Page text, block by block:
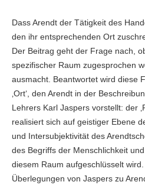
Dass Arendt der Tätigkeit des
den ihr entsprechenden Ort
Der Beitrag geht der Frage nach,
spezifischer Raum zugesprochen
ausmacht. Beantwortet wird diese
‚Ort‘, den Arendt in der
Lehrers Karl Jaspers vorstellt: der
realisiert sich auf geistiger Ebene
und Intersubjektivität des
des Begriffs der Menschlichkeit
diesem Raum aufgeschlüsselt
Überlegungen von Jaspers zu